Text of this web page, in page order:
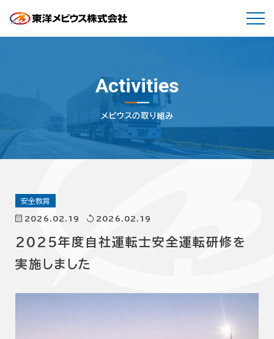
Activities
メビウスの取り組み
安全教育
2026.02.19 2026.02.19
2025年度自社運転士安全運転研修を
実施しました